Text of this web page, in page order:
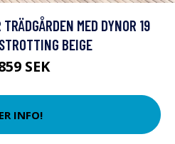
MED DYNOR 19
BEIGE
SEK
INFO!